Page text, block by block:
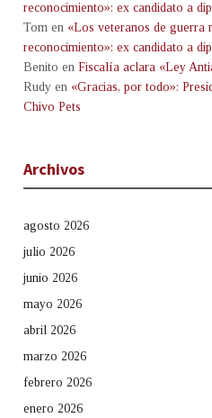
reconocimiento»: ex candidato a
Tom en «Los veteranos de guerra
reconocimiento»: ex candidato a
Benito en Fiscalía aclara «Ley
Rudy en «Gracias, por todo»:
Chivo Pets
Archivos
agosto 2026
julio 2026
junio 2026
mayo 2026
abril 2026
marzo 2026
febrero 2026
enero 2026